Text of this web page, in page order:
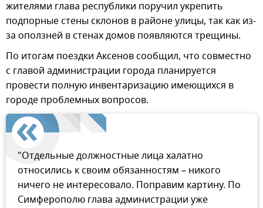
жителями глава республики поручил укрепить
подпорные стены склонов в районе улицы, так как из-
за оползней в стенах домов появляются трещины.
По итогам поездки Аксенов сообщил, что совместно
с главой администрации города планируется
провести полную инвентаризацию имеющихся в
городе проблемных вопросов.
"Отдельные должностные лица халатно
относились к своим обязанностям – никого
ничего не интересовало. Поправим картину. По
Симферополю глава администрации уже